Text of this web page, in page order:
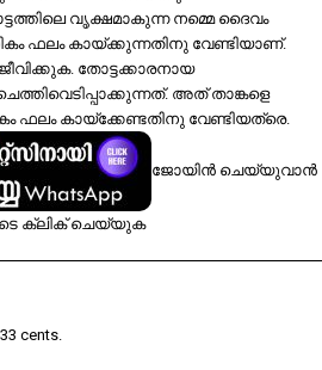
വൃക്ഷമാകുന്ന നമ്മെ ദൈവം
ഫലം കായ്ക്കുന്നതിനു വേണ്ടിയാണ്.
തോട്ടക്കാരനായ
അത് താങ്കളെ
ഫലം കായ്‌ക്കേണ്ടതിനു വേണ്ടിയത്രെ.
ജോയിൻ ചെയ്യുവാൻ
ക്ലിക് ചെയ്യുക
cents.